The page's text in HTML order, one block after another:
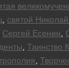
святой
Сергей Есенин
Таинство